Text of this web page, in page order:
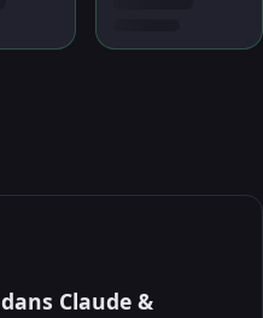
Claude &